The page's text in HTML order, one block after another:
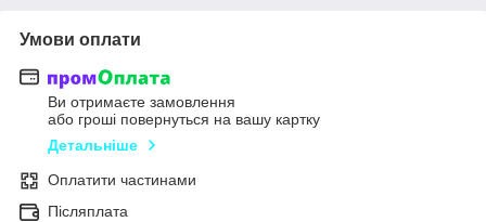
Умови оплати
Ви отримаєте замовлення
або гроші повернуться на вашу картку
Детальніше
Оплатити частинами
Післяплата